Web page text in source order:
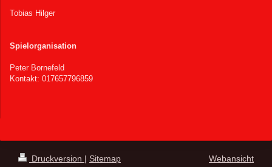
Tobias Hilger
Spielorganisation
Peter Bornefeld
Kontakt: 017657796859
Druckversion | Sitemap Webansicht